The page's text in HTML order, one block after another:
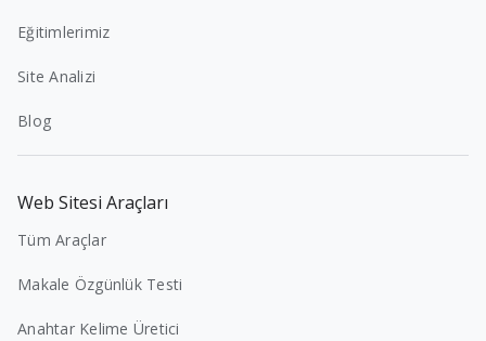
Eğitimlerimiz
Site Analizi
Blog
Web Sitesi Araçları
Tüm Araçlar
Makale Özgünlük Testi
Anahtar Kelime Üretici